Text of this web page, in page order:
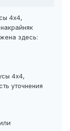
4х4,
здесь:
4х4,
уточнения